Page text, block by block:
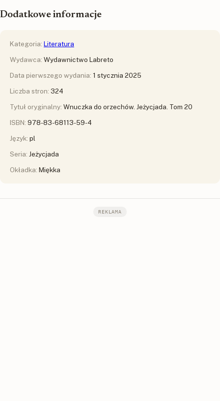
Dodatkowe informacje
Kategoria: Literatura
Wydawca: Wydawnictwo Labreto
Data pierwszego wydania: 1 stycznia 2025
Liczba stron: 324
Tytuł oryginalny: Wnuczka do orzechów. Jeżycjada. Tom 20
ISBN: 978-83-68113-59-4
Język: pl
Seria: Jeżycjada
Okładka: Miękka
REKLAMA